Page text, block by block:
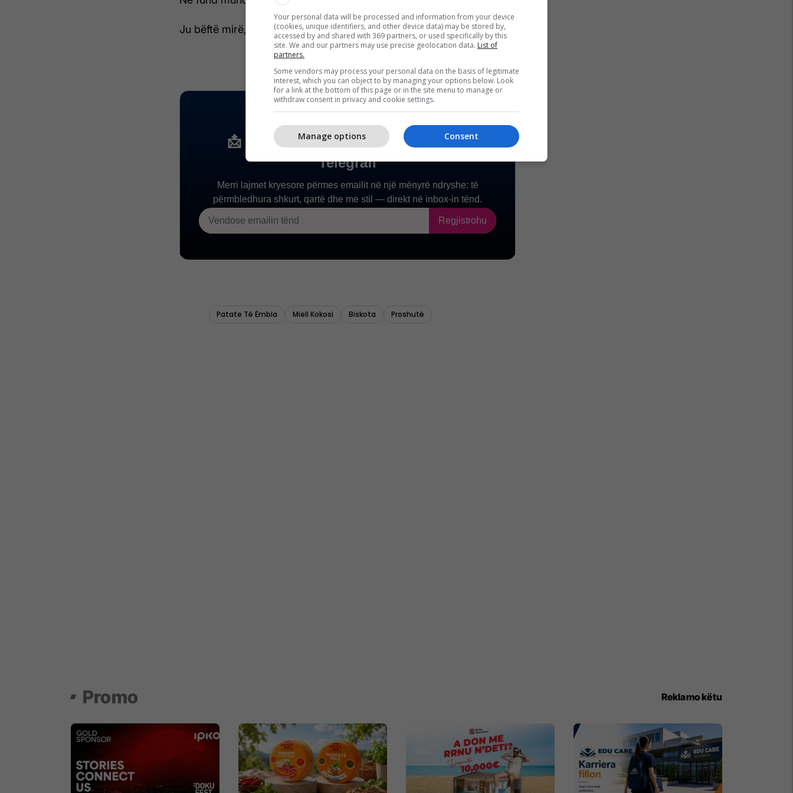
Ju bëftë mirë, - transmeton Telegrafi.
Your personal data will be processed and information from your device
(cookies, unique identifiers, and other device data) may be stored by,
accessed by and shared with 369 partners, or used specifically by this
site. We and our partners may use precise geolocation data. List of
partners.
Some vendors may process your personal data on the basis of legitimate
interest, which you can object to by managing your options below. Look
for a link at the bottom of this page or in the site menu to manage or
withdraw consent in privacy and cookie settings.
Consent
Manage options